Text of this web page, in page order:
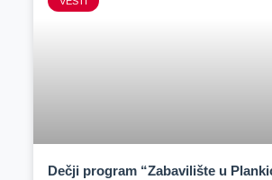
Dečji program “Zabavilište u